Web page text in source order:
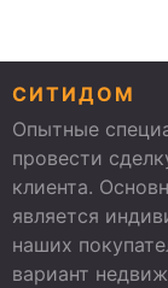
СИТИДОМ
Опытные
провести
клиента.
является
наших
вариант